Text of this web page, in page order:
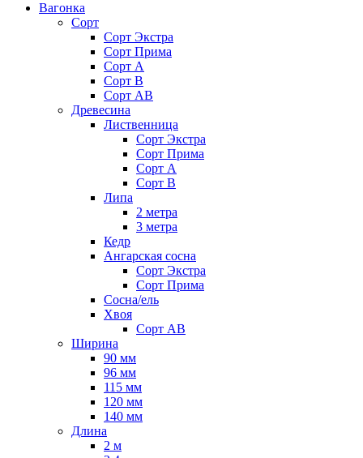
Вагонка
Сорт
Сорт Экстра
Сорт Прима
Сорт A
Сорт В
Сорт AB
Древесина
Лиственница
Сорт Экстра
Сорт Прима
Сорт А
Сорт В
Липа
2 метра
3 метра
Кедр
Ангарская сосна
Cорт Экстра
Сорт Прима
Сосна/ель
Хвоя
Сорт AB
Ширина
90 мм
96 мм
115 мм
120 мм
140 мм
Длина
2 м